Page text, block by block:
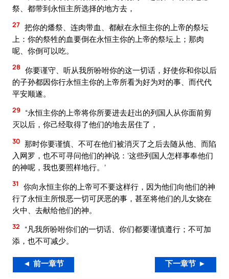
祭、都带到永恒主所选择的地方去，
27 把你的燔祭、连肉带血、都献在永恒主你的上帝的祭坛
上：你的祭牲的血要倒在永恒主你的上帝的祭坛上；那肉
呢、你倒可以吃。
28 你要谨守、听从我所吩咐你的这一切话，好使你和你以后
的子孙都因你行永恒主你的上帝所看为好为对的事、而代代
平安顺遂。
29
“永恒主你的上帝将你所要进去赶出的列国人从你面前剪
灭以后，你己经取得了他们的地去居住了，
30 那时你要谨慎、不可在他们被消灭了之后去随从他、而陷
入网罗，也不可寻问他们的神说：‘这些列国人怎样事奉他们
的神呢，我也要照样地行。’
31
你向永恒主你的上帝可不要这样行，因为他们向他们的神
行了永恒主所恨恶一切可厌恶的事，甚至将他们的儿女烧在
火中、去献给他们的神。
32
“凡我所吩咐你们的一切话、你们都要谨慎遵行；不可加
添，也不可减少。
◄ 前一章节 下一章节 ►